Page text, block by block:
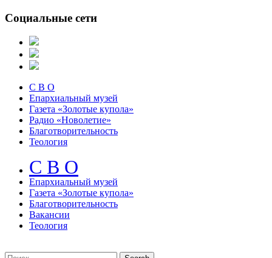
Социальные сети
С В О
Епархиальный музей
Газета «Золотые купола»
Радио «Новолетие»
Благотворительность
Теология
С В О
Епархиальный музeй
Газета «Золотые купола»
Благотворительность
Вакансии
Теология